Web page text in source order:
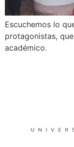
Escuchemos lo
protagonistas,
académico.